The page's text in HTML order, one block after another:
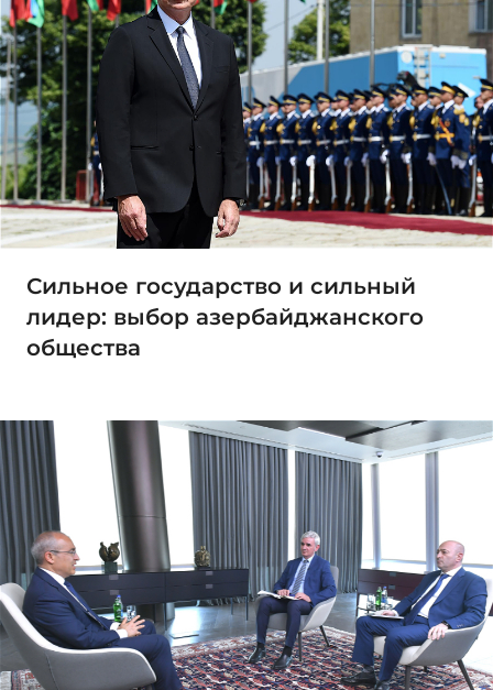
Сильное государство и сильный
лидер: выбор азербайджанского
общества